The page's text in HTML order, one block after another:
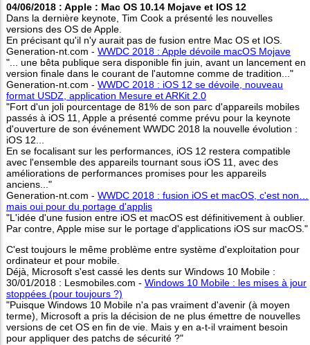
04/06/2018 : Apple : Mac OS 10.14 Mojave et IOS 12
Dans la dernière keynote, Tim Cook a présenté les nouvelles
versions des OS de Apple.
En précisant qu'il n'y aurait pas de fusion entre Mac OS et IOS.
Generation-nt.com - WWDC 2018 : Apple dévoile macOS Mojave
"... une bêta publique sera disponible fin juin, avant un lancement en
version finale dans le courant de l'automne comme de tradition..."
Generation-nt.com - WWDC 2018 : iOS 12 se dévoile, nouveau
format USDZ, application Mesure et ARKit 2.0
"Fort d'un joli pourcentage de 81% de son parc d'appareils mobiles
passés à iOS 11, Apple a présenté comme prévu pour la keynote
d'ouverture de son événement WWDC 2018 la nouvelle évolution :
iOS 12...
En se focalisant sur les performances, iOS 12 restera compatible
avec l'ensemble des appareils tournant sous iOS 11, avec des
améliorations de performances promises pour les appareils
anciens..."
Generation-nt.com - WWDC 2018 : fusion iOS et macOS, c'est non…
mais oui pour du portage d'applis
"L'idée d'une fusion entre iOS et macOS est définitivement à oublier.
Par contre, Apple mise sur le portage d'applications iOS sur macOS."
C'est toujours le même problème entre système d'exploitation pour
ordinateur et pour mobile.
Déjà, Microsoft s'est cassé les dents sur Windows 10 Mobile :
30/01/2018 : Lesmobiles.com - Windows 10 Mobile : les mises à jour
stoppées (pour toujours ?)
"Puisque Windows 10 Mobile n'a pas vraiment d'avenir (à moyen
terme), Microsoft a pris la décision de ne plus émettre de nouvelles
versions de cet OS en fin de vie. Mais y en a-t-il vraiment besoin
pour appliquer des patchs de sécurité ?"